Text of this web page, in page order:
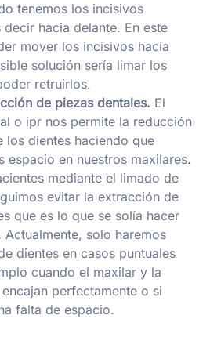
tenemos los incisivos
hacia delante. En este
mover los incisivos hacia
solución sería limar los
retruirlos.
de piezas dentales. El
o ipr nos permite la reducción
los dientes haciendo que
espacio en nuestros maxilares.
mediante el limado de
evitar la extracción de
que es lo que se solía hacer
Actualmente, solo haremos
dientes en casos puntuales
cuando el maxilar y la
perfectamente o si
falta de espacio.